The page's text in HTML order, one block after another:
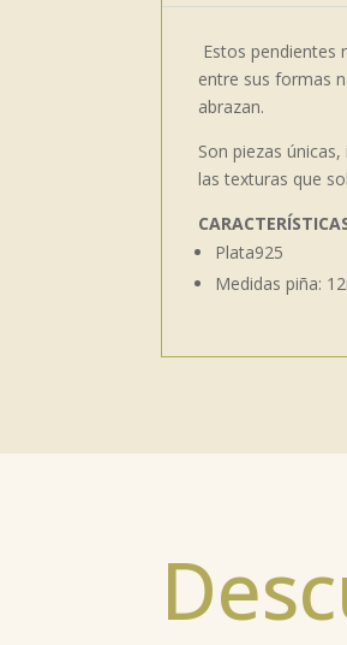
Estos pendientes
entre sus formas
abrazan.
Son piezas
las texturas que
Plata925
Medidas piña: